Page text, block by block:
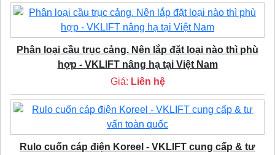
Phân loại cầu trục cảng. Nên lắp đặt loại nào thì phù
hợp - VKLIFT nâng hạ tại Việt Nam
Giá: Liên hệ
Rulo cuốn cáp điện Koreel - VKLIFT cung cấp & tư